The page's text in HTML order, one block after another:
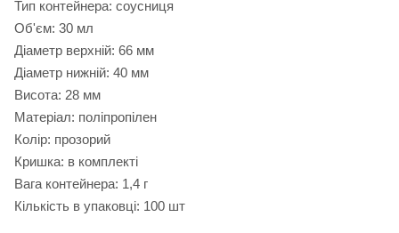
Тип контейнера: соусниця
Об'єм: 30 мл
Діаметр верхній: 66 мм
Діаметр нижній: 40 мм
Висота: 28 мм
Матеріал: поліпропілен
Колір: прозорий
Кришка: в комплекті
Вага контейнера: 1,4 г
Кількість в упаковці: 100 шт